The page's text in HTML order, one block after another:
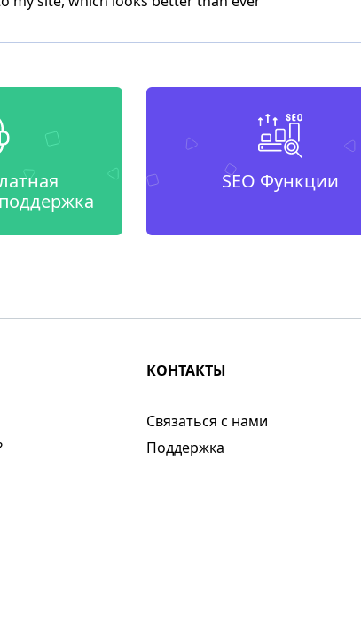
SEO Функции
КОНТАКТЫ
Связаться с нами
Поддержка